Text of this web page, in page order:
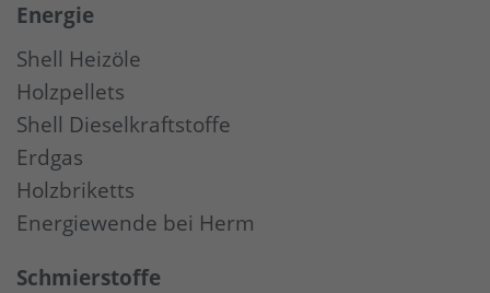
Energie
Shell Heizöle
Holzpellets
Shell Dieselkraftstoffe
Erdgas
Holzbriketts
Energiewende bei Herm
Schmierstoffe